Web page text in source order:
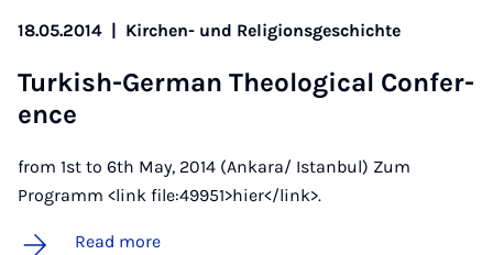
18.05.2014 | Kirchen- und Religionsgeschichte
Turk­ish-Ger­man Theo­lo­gic­al Con­fer­
ence
from 1st to 6th May, 2014 (Ankara/ Istanbul) Zum
Programm <link file:49951>hier</link>.
Read more